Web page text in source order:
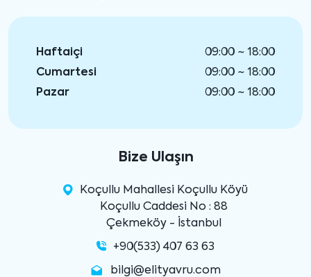
Haftaiçi
09:00 ~ 18:00
Cumartesi
09:00 ~ 18:00
Pazar
09:00 ~ 18:00
Bize Ulaşın
Koçullu Mahallesi Koçullu Köyü
Koçullu Caddesi No : 88
Çekmeköy - İstanbul
+90(533) 407 63 63
bilgi@elityavru.com